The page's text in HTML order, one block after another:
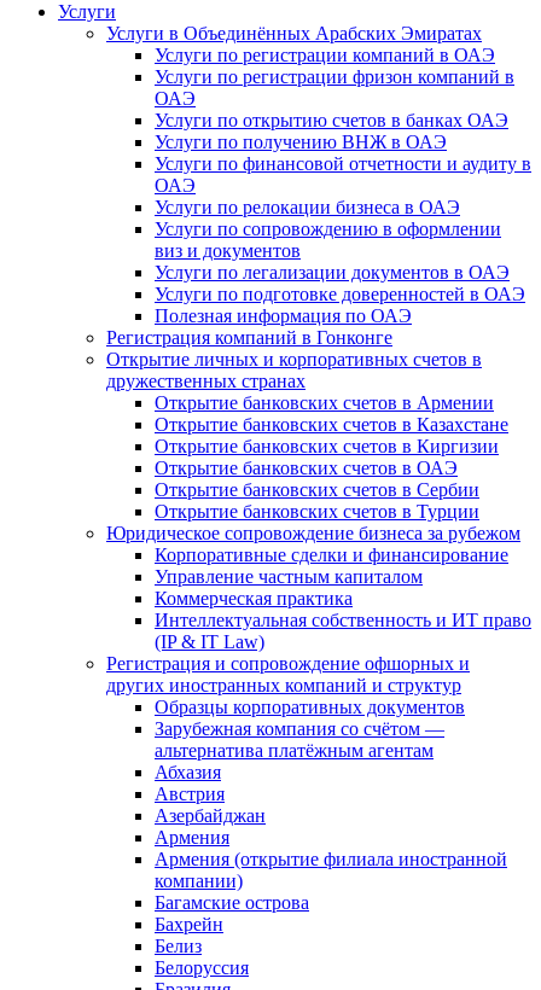
Услуги
Услуги в Объединённых Арабских Эмиратах
Услуги по регистрации компаний в ОАЭ
Услуги по регистрации фризон компаний в
ОАЭ
Услуги по открытию счетов в банках ОАЭ
Услуги по получению ВНЖ в ОАЭ
Услуги по финансовой отчетности и аудиту в
ОАЭ
Услуги по релокации бизнеса в ОАЭ
Услуги по сопровождению в оформлении
виз и документов
Услуги по легализации документов в ОАЭ
Услуги по подготовке доверенностей в ОАЭ
Полезная информация по ОАЭ
Регистрация компаний в Гонконге
Открытие личных и корпоративных счетов в
дружественных странах
Открытие банковских счетов в Армении
Открытие банковских счетов в Казахстане
Открытие банковских счетов в Киргизии
Открытие банковских счетов в ОАЭ
Открытие банковских счетов в Сербии
Открытие банковских счетов в Турции
Юридическое сопровождение бизнеса за рубежом
Корпоративные сделки и финансирование
Управление частным капиталом
Коммерческая практика
Интеллектуальная собственность и ИТ право
(IP & IT Law)
Регистрация и сопровождение офшорных и
других иностранных компаний и структур
Образцы корпоративных документов
Зарубежная компания со счётом —
альтернатива платёжным агентам
Абхазия
Австрия
Азербайджан
Армения
Армения (открытие филиала иностранной
компании)
Багамские острова
Бахрейн
Белиз
Белоруссия